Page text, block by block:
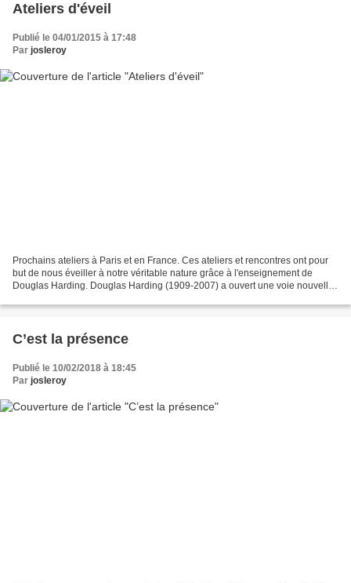
Ateliers d'éveil
Publié le 04/01/2015 à 17:48
Par josleroy
Prochains ateliers à Paris et en France. Ces ateliers et rencontres ont pour
but de nous éveiller à notre véritable nature grâce à l'enseignement de
Douglas Harding. Douglas Harding (1909-2007) a ouvert une voie nouvelle
C’est la présence
Publié le 10/02/2018 à 18:45
Par josleroy